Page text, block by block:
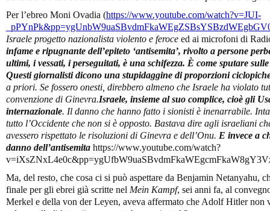
Per l’ebreo Moni Ovadia (https://www.youtube.com/watch?v=JUI-
Israele progetto nazionalista violento e feroce ed ai microfoni di
infame e ripugnante dell’epiteto ‘antisemita’, rivolto a persone
ultimi, i vessati, i perseguitati, è una schifezza. È come sputare
Questi giornalisti dicono una stupidaggine di proporzioni
a priori. Se fossero onesti, direbbero almeno che Israele ha violato
convenzione di Ginevra.Israele, insieme al suo complice, cioè gli
internazionale. Il danno che hanno fatto i sionisti è inenarrabile.
tutto l’Occidente che non si è opposto. Bastava dire agli israeliani
avessero rispettato le risoluzioni di Ginevra e dell’Onu. E invece a
danno dell’antisemita https://www.youtube.com/watch?
Ma, del resto, che cosa ci si può aspettare da Benjamin Netanyahu,
finale per gli ebrei già scritte nel Mein Kampf, sei anni fa, al
Merkel e della von der Leyen, aveva affermato che Adolf Hitler non